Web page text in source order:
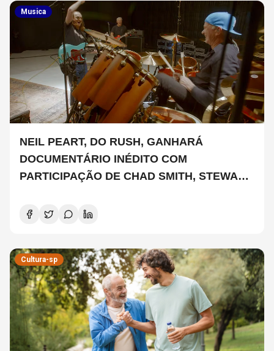
Musica
NEIL PEART, DO RUSH, GANHARÁ
DOCUMENTÁRIO INÉDITO COM
PARTICIPAÇÃO DE CHAD SMITH, STEWART
Cultura-sp